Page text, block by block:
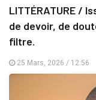
LITTÉRATURE /
de devoir, de
filtre.
25 Mars, 2026 / 12:56